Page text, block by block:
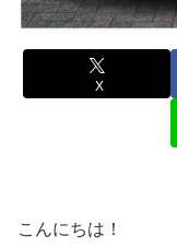
X
こんにちは！